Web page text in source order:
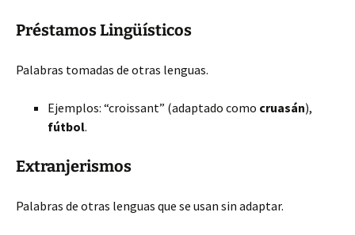
Préstamos Lingüísticos
Palabras tomadas de otras lenguas.
Ejemplos: “croissant” (adaptado como cruasán),
fútbol.
Extranjerismos
Palabras de otras lenguas que se usan sin adaptar.